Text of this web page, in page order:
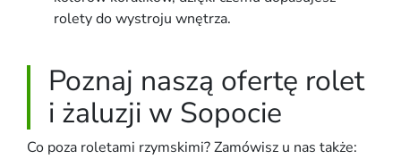
rolety do wystroju wnętrza.
Poznaj naszą ofertę rolet
i żaluzji w Sopocie
Co poza roletami rzymskimi? Zamówisz u nas także: